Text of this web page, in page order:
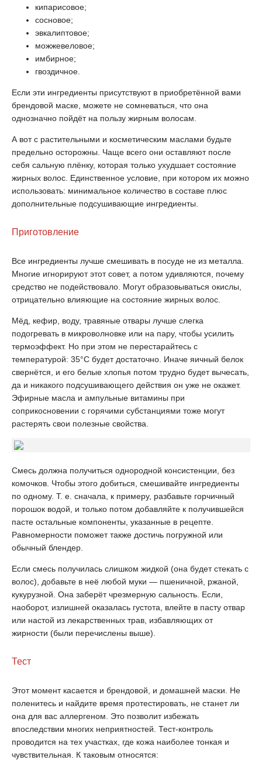
кипарисовое;
сосновое;
эвкалиптовое;
можжевеловое;
имбирное;
гвоздичное.
Если эти ингредиенты присутствуют в приобретённой вами
брендовой маске, можете не сомневаться, что она
однозначно пойдёт на пользу жирным волосам.
А вот с растительными и косметическим маслами будьте
предельно осторожны. Чаще всего они оставляют после
себя сальную плёнку, которая только ухудшает состояние
жирных волос. Единственное условие, при котором их можно
использовать: минимальное количество в составе плюс
дополнительные подсушивающие ингредиенты.
Приготовление
Все ингредиенты лучше смешивать в посуде не из металла.
Многие игнорируют этот совет, а потом удивляются, почему
средство не подействовало. Могут образовываться окислы,
отрицательно влияющие на состояние жирных волос.
Мёд, кефир, воду, травяные отвары лучше слегка
подогревать в микроволновке или на пару, чтобы усилить
термоэффект. Но при этом не перестарайтесь с
температурой: 35°С будет достаточно. Иначе яичный белок
свернётся, и его белые хлопья потом трудно будет вычесать,
да и никакого подсушивающего действия он уже не окажет.
Эфирные масла и ампульные витамины при
соприкосновении с горячими субстанциями тоже могут
растерять свои полезные свойства.
Смесь должна получиться однородной консистенции, без
комочков. Чтобы этого добиться, смешивайте ингредиенты
по одному. Т. е. сначала, к примеру, разбавьте горчичный
порошок водой, и только потом добавляйте к получившейся
пасте остальные компоненты, указанные в рецепте.
Равномерности поможет также достичь погружной или
обычный блендер.
Если смесь получилась слишком жидкой (она будет стекать с
волос), добавьте в неё любой муки — пшеничной, ржаной,
кукурузной. Она заберёт чрезмерную сальность. Если,
наоборот, излишней оказалась густота, влейте в пасту отвар
или настой из лекарственных трав, избавляющих от
жирности (были перечислены выше).
Тест
Этот момент касается и брендовой, и домашней маски. Не
поленитесь и найдите время протестировать, не станет ли
она для вас аллергеном. Это позволит избежать
впоследствии многих неприятностей. Тест-контроль
проводится на тех участках, где кожа наиболее тонкая и
чувствительная. К таковым относятся: